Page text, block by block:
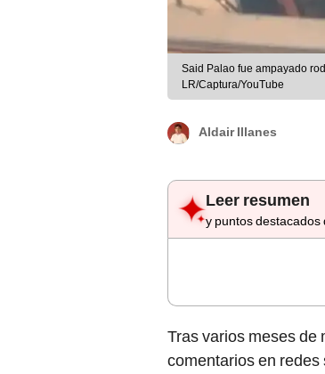
Said Palao fue ampayado
LR/Captura/YouTube
Aldair Illanes
Leer resumen
y puntos destacados
Tras varios meses de
comentarios en